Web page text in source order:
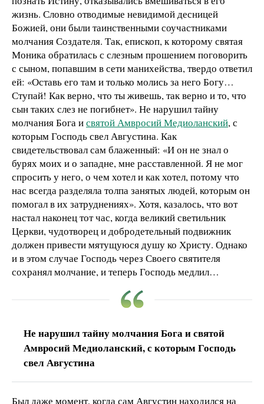
жизнь. Словно отводимые невидимой десницей
Божией, они были таинственными соучастниками
молчания Создателя. Так, епископ, к которому святая
Моника обратилась с слезным прошением поговорить
с сыном, попавшим в сети манихейства, твердо ответил
ей: «Оставь его там и только молись за него Богу…
Ступай! Как верно, что ты живешь, так верно и то, что
сын таких слез не погибнет». Не нарушил тайну
молчания Бога исвятой Амвросий Медиоланский, с
которым Господь свел Августина. Как
свидетельствовал сам блаженный: «И он не знал о
бурях моих и о западне, мне расставленной. Я не мог
спросить у него, о чем хотел и как хотел, потому что
нас всегда разделяла толпа занятых людей, которым он
помогал в их затруднениях». Хотя, казалось, что вот
настал наконец тот час, когда великий светильник
Церкви, чудотворец и добродетельный подвижник
должен привести мятущуюся душу ко Христу. Однако
и в этом случае Господь через Своего святителя
сохранял молчание, и теперь Господь медлил…
Не нарушил тайну молчания Бога и святой
Амвросий Медиоланский, с которым Господь
свел Августина
Был даже момент, когда сам Августин находился на